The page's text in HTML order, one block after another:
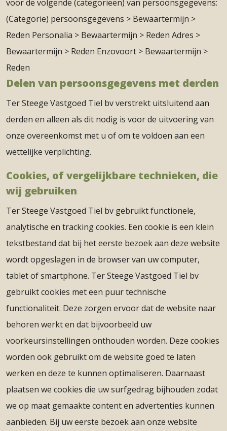
voor de volgende (categorieën) van persoonsgegevens:
(Categorie) persoonsgegevens > Bewaartermijn >
Reden Personalia > Bewaartermijn > Reden Adres >
Bewaartermijn > Reden Enzovoort > Bewaartermijn >
Reden
Delen van persoonsgegevens met derden
Ter Steege Vastgoed Tiel bv verstrekt uitsluitend aan
derden en alleen als dit nodig is voor de uitvoering van
onze overeenkomst met u of om te voldoen aan een
wettelijke verplichting.
Cookies, of vergelijkbare technieken, die
wij gebruiken
Ter Steege Vastgoed Tiel bv gebruikt functionele,
analytische en tracking cookies. Een cookie is een klein
tekstbestand dat bij het eerste bezoek aan deze website
wordt opgeslagen in de browser van uw computer,
tablet of smartphone. Ter Steege Vastgoed Tiel bv
gebruikt cookies met een puur technische
functionaliteit. Deze zorgen ervoor dat de website naar
behoren werkt en dat bijvoorbeeld uw
voorkeursinstellingen onthouden worden. Deze cookies
worden ook gebruikt om de website goed te laten
werken en deze te kunnen optimaliseren. Daarnaast
plaatsen we cookies die uw surfgedrag bijhouden zodat
we op maat gemaakte content en advertenties kunnen
aanbieden. Bij uw eerste bezoek aan onze website